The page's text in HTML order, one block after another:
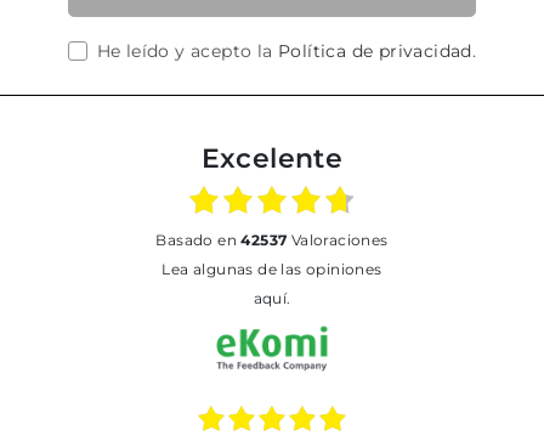
He leído y acepto la Política de privacidad.
Excelente
basado en42537 Valoraciones
Lea algunas de las opiniones
aquí.